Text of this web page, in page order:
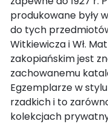
produkowane były
do tych
Witkiewicza i Wł.
zakopiańskim jest
zachowanemu
Egzemplarze w
rzadkich i to
kolekcjach